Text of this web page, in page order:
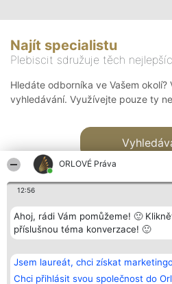
ORLOVÉ Práva
12:56
Ahoj, rádi Vám pomůžeme! 🙂
příslušnou téma konverzace! 🙂
Jsem laureát, chci získat
Chci přihlásit svou společnost do
Najít specialistu
Plebiscit sdružuje těch
Hledáte odborníka ve Vašem okolí?
vyhledávání. Využívejte pouze ty
Bright Side Solutions sp. z o.
o. sp. k.
ul. Ruska 22
Vítězové
Seznam
laureátů